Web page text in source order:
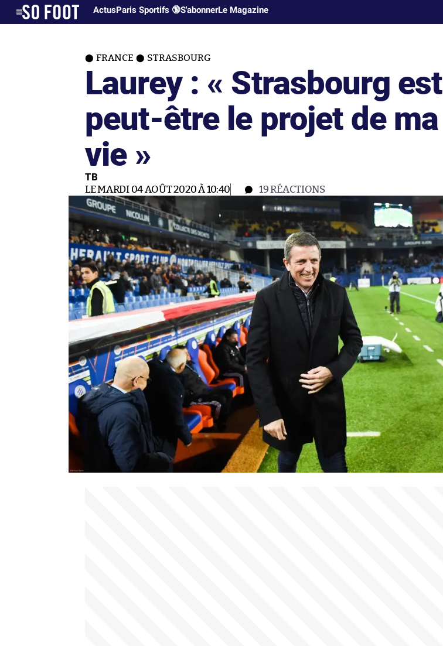
ActusParis Sportifs 🔞S'abonnerLe Magazine
FRANCE STRASBOURG
Laurey : « Strasbourg est
peut-être le projet de ma
vie »
TB
LE MARDI 04 AOÛT 2020 À 10:40 19RÉACTIONS